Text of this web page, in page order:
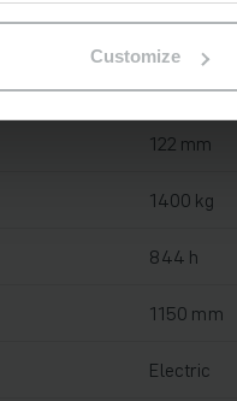
Customize
2020
2021
122 mm
1400 kg
844 h
1150 mm
Electric